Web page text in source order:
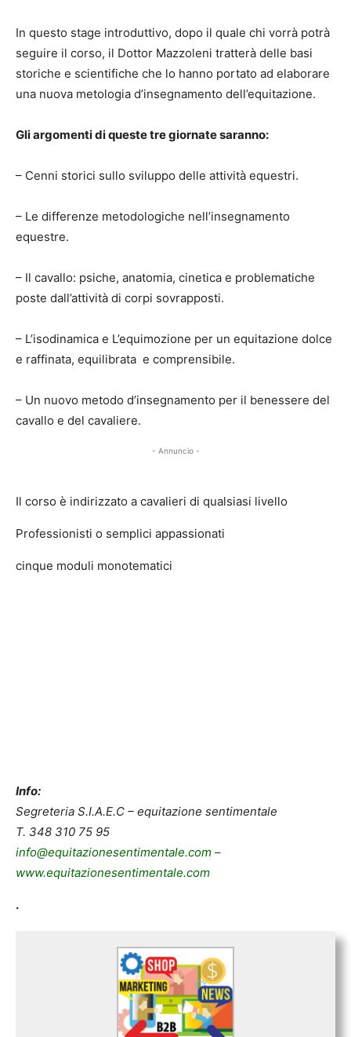
In questo stage introduttivo, dopo il quale chi vorrà potrà
seguire il corso, il Dottor Mazzoleni tratterà delle basi
storiche e scientifiche che lo hanno portato ad elaborare
una nuova metologia d’insegnamento dell’equitazione.
Gli argomenti di queste tre giornate saranno:
– Cenni storici sullo sviluppo delle attività equestri.
– Le differenze metodologiche nell’insegnamento
equestre.
– Il cavallo: psiche, anatomia, cinetica e problematiche
poste dall’attività di corpi sovrapposti.
– L’isodinamica e L’equimozione per un equitazione dolce
e raffinata, equilibrata e comprensibile.
– Un nuovo metodo d’insegnamento per il benessere del
cavallo e del cavaliere.
- Annuncio -
Il corso è indirizzato a cavalieri di qualsiasi livello
Professionisti o semplici appassionati
cinque moduli monotematici
Info:
Segreteria S.I.A.E.C – equitazione sentimentale
T. 348 310 75 95
info@equitazionesentimentale.com –
www.equitazionesentimentale.com
.